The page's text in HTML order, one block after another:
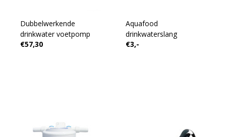
Dubbelwerkende
drinkwater voetpomp
€57,30
Aquafood
drinkwaterslang
€3,-